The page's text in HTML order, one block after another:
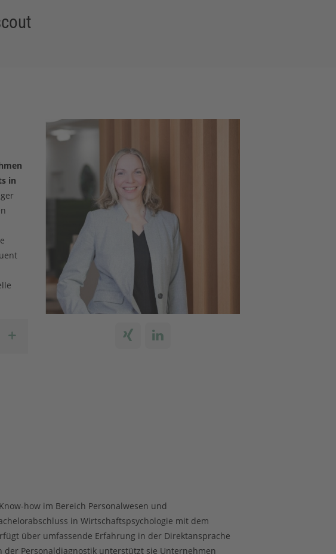
in
how im Bereich Personalwesen und
in Wirtschaftspsychologie mit dem
über umfassende Erfahrung in der Direktansprache
Personaldiagnostik unterstützt sie Unternehmen